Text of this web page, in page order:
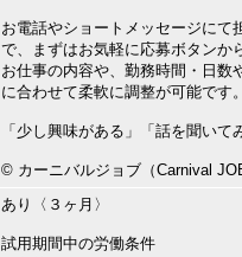
お電話やショートメッセージにて
で、まずはお気軽に応募ボタンか
お仕事の内容や、勤務時間・日数
に合わせて柔軟に調整が可能です。
「少し興味がある」「話を聞い
©︎ カーニバルジョブ（Carnival
あり〈３ヶ月〉
試用期間中の労働条件